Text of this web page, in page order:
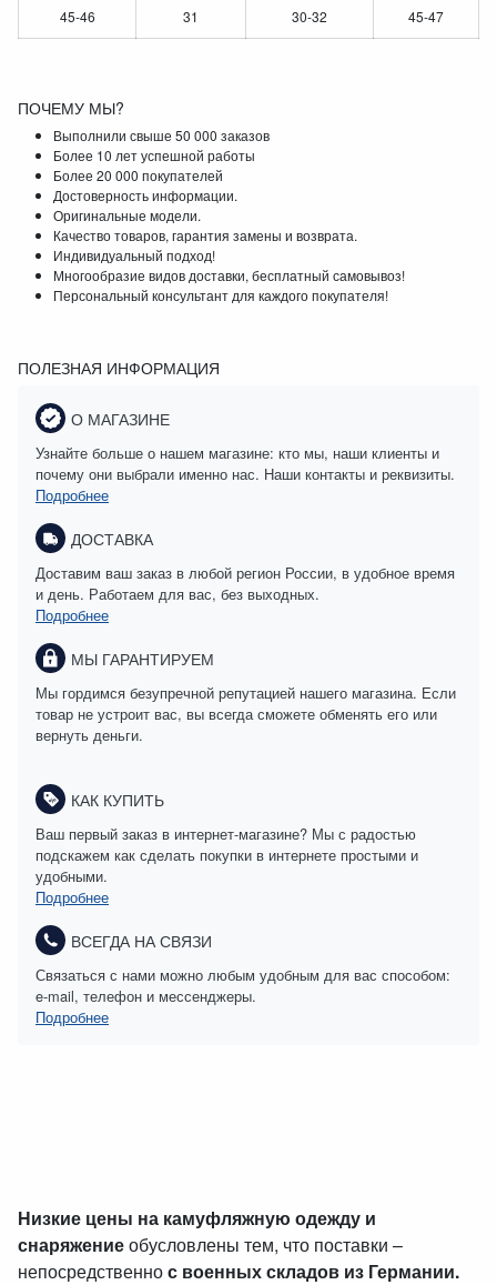
45-46 31 30-32 45-47
ПОЧЕМУ МЫ?
Выполнили свыше 50 000 заказов
Более 10 лет успешной работы
Более 20 000 покупателей
Достоверность информации.
Оригинальные модели.
Качество товаров, гарантия замены и возврата.
Индивидуальный подход!
Многообразие видов доставки, бесплатный самовывоз!
Персональный консультант для каждого покупателя!
ПОЛЕЗНАЯ ИНФОРМАЦИЯ
О МАГАЗИНЕ
Узнайте больше о нашем магазине: кто мы, наши клиенты и
почему они выбрали именно нас. Наши контакты и реквизиты.
Подробнее
ДОСТАВКА
Доставим ваш заказ в любой регион России, в удобное время
и день. Работаем для вас, без выходных.
Подробнее
МЫ ГАРАНТИРУЕМ
Мы гордимся безупречной репутацией нашего магазина. Если
товар не устроит вас, вы всегда сможете обменять его или
вернуть деньги.
КАК КУПИТЬ
Ваш первый заказ в интернет-магазине? Мы с радостью
подскажем как сделать покупки в интернете простыми и
удобными.
Подробнее
ВСЕГДА НА СВЯЗИ
Связаться с нами можно любым удобным для вас способом:
e-mail, телефон и мессенджеры.
Подробнее
Низкие цены на камуфляжную одежду и
снаряжениеобусловлены тем, что поставки –
непосредственнос военных складов из Германии.